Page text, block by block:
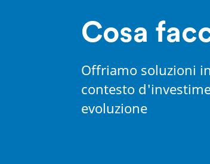
Cosa
Offriamo soluzioni
contesto
evoluzione